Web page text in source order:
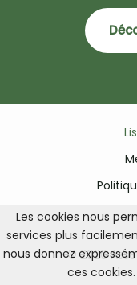
© 2026
Les cookies nous
services plus
nous donnez
ces cookies.